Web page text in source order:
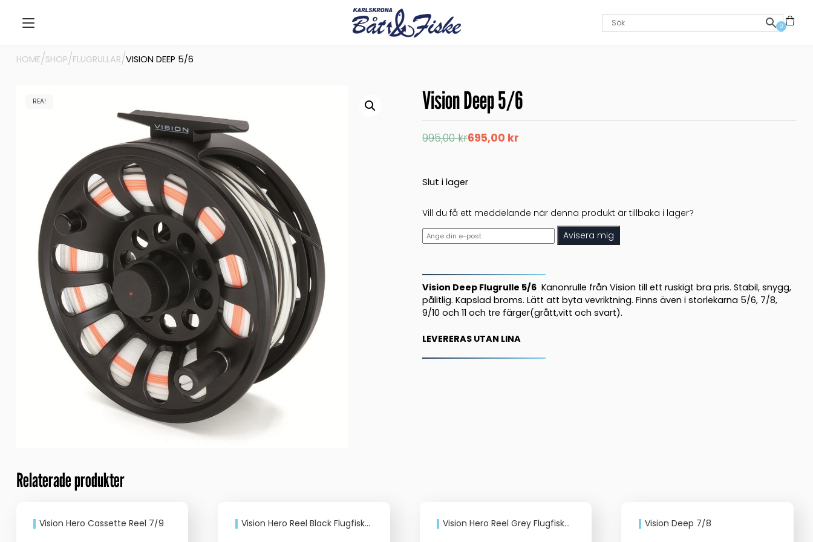
0
HOME/SHOP/FLUGRULLAR/VISION DEEP 5/6
REA! Vision Deep 5/6
995,00kr
Det
ursprungliga
995,00 kr.
695,00 kr
Det
nuvarande
695,00 kr.
Slut i lager
Vill du få ett meddelande när denna produkt är tillbaka i lager?
Avisera mig
Vision Deep Flugrulle 5/6Kanonrulle från Vision till ett ruskigt bra pris. Stabil, snygg,
pålitlig. Kapslad broms. Lätt att byta vevriktning. Finns även i storlekarna 5/6, 7/8,
9/10 och 11 och tre färger(grått,vitt och svart).
LEVERERAS UTAN LINA
Relaterade produkter
Vision Hero Cassette Reel 7/9 Vision Hero Reel Black Flugfiskerulle Vision Hero Reel Grey Flugfiskerulle Vision Deep 7/8